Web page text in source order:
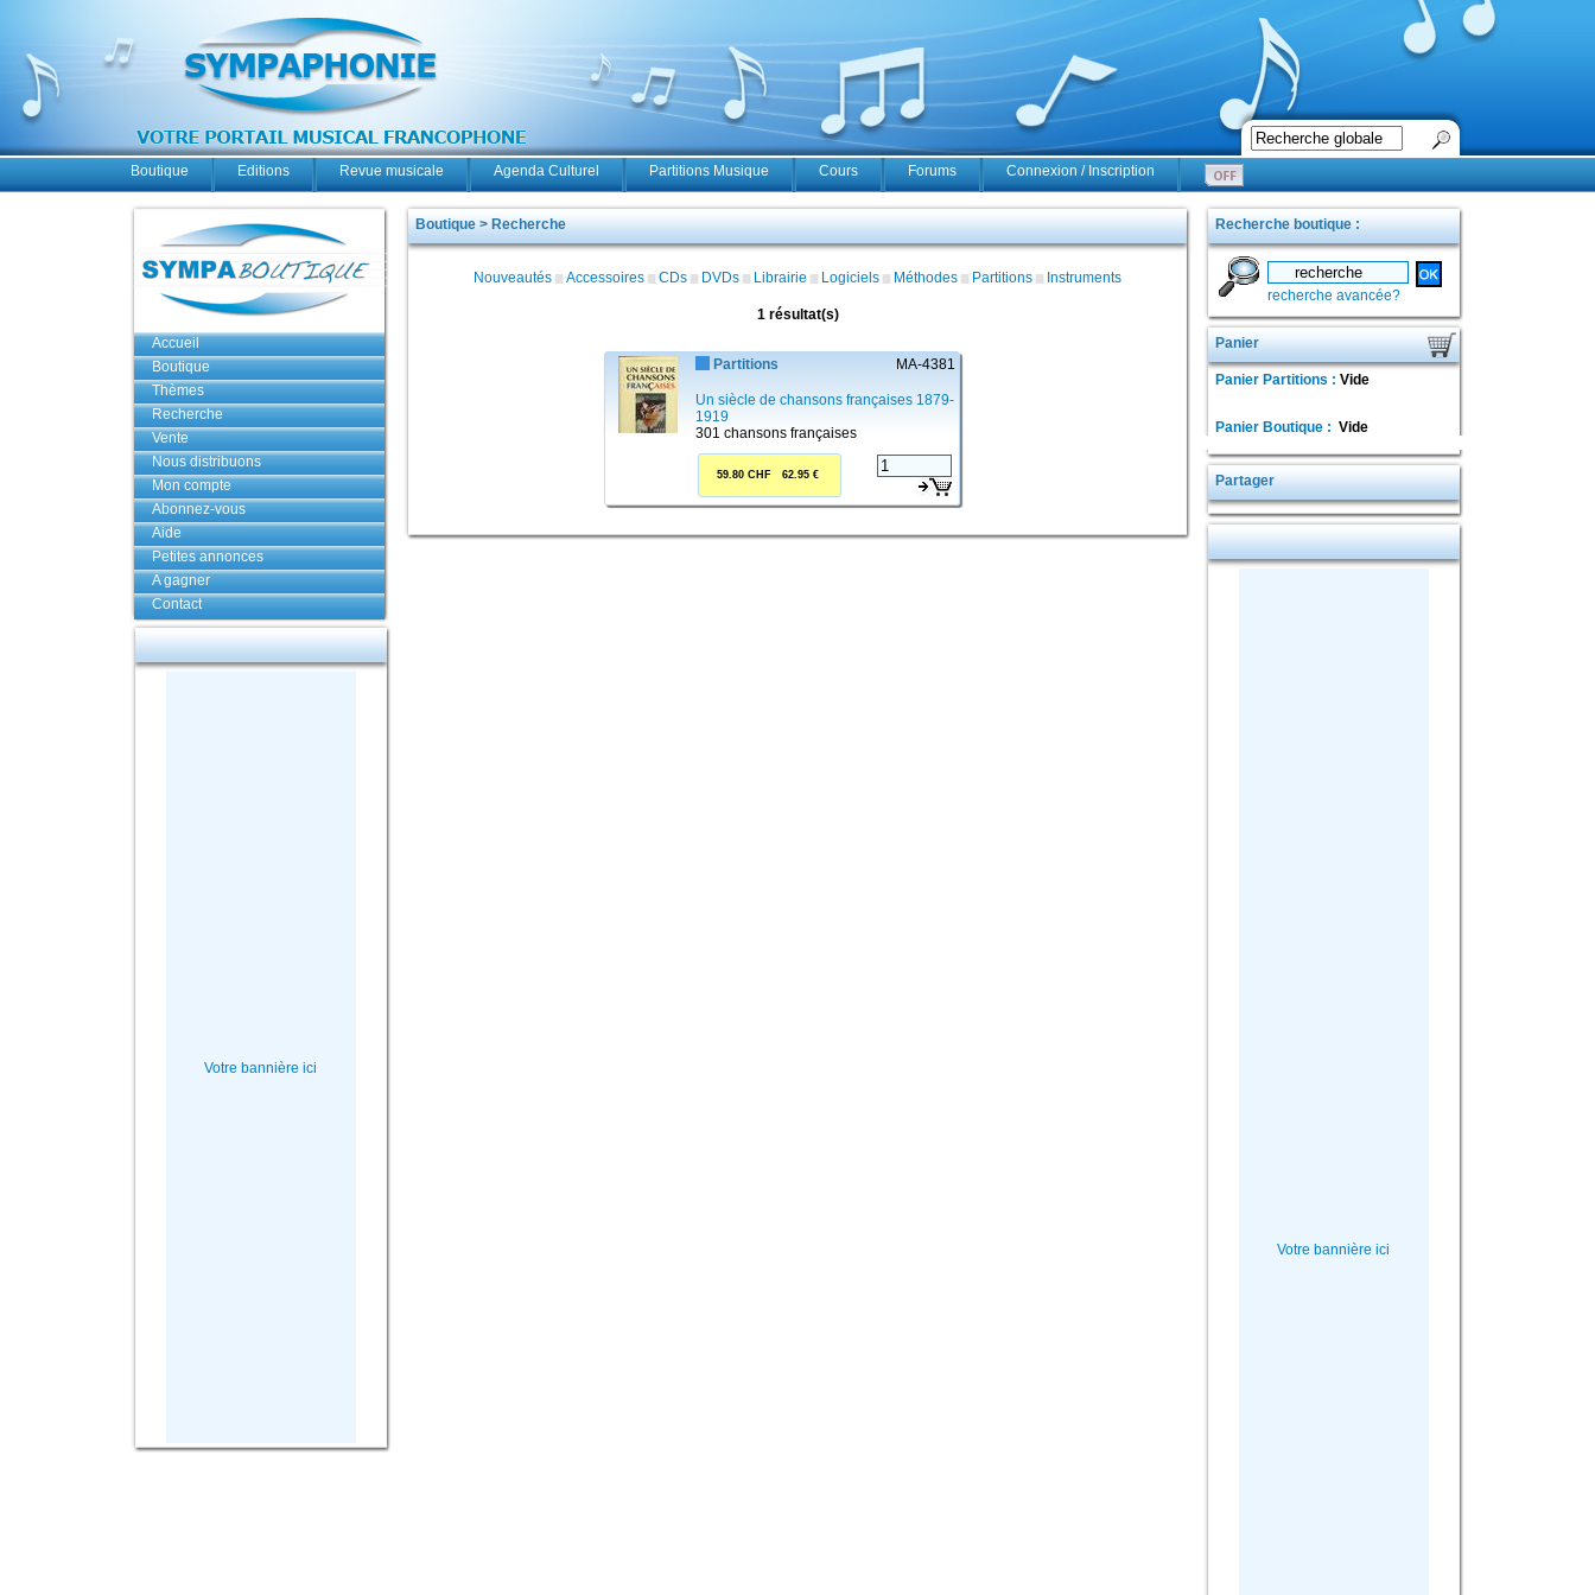
Boutique Editions Revue musicale Agenda Culturel Partitions Musique Cours Forums Connexion / Inscription
Accueil
Boutique
Thèmes
Recherche
Vente
Nous distribuons
Mon compte
Abonnez-vous
Aide
Petites annonces
A gagner
Contact
Votre bannière ici
Boutique > Recherche
Nouveautés Accessoires CDs DVDs Librairie Logiciels Méthodes Partitions Instruments
1 résultat(s)
Partitions MA-4381
Un siècle de chansons françaises 1879-
1919
301 chansons françaises
59.80 CHF 62.95 €
Recherche boutique :
recherche avancée?
Panier
Panier Partitions : Vide
Panier Boutique : Vide
Partager
Votre bannière ici